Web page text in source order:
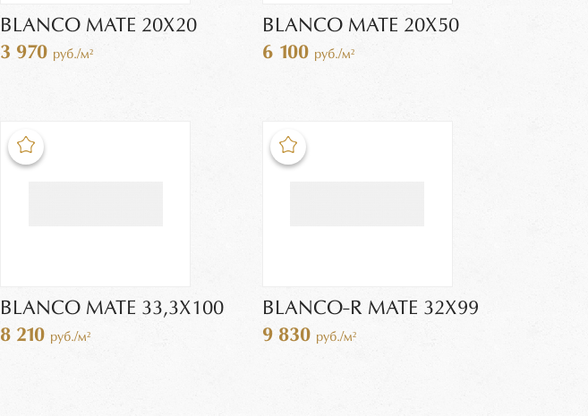
BLANCO MATE 20X20
3 970 руб./м²
BLANCO MATE 20X50
6 100 руб./м²
BLANCO MATE 33,3X100
8 210 руб./м²
BLANCO-R MATE 32X99
9 830 руб./м²